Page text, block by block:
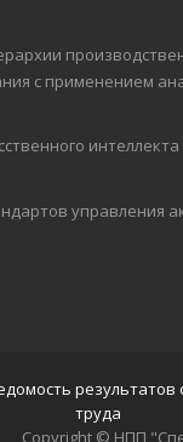
с применением
управления
труда
Copyright © НПП